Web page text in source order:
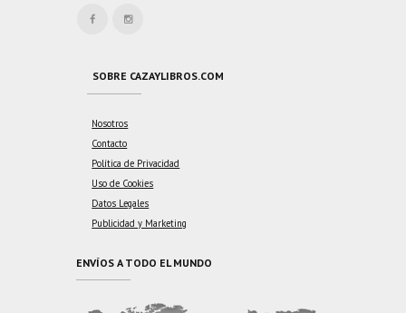
SOBRE CAZAYLIBROS.COM
Nosotros
Contacto
Política de Privacidad
Uso de Cookies
Datos Legales
Publicidad y Marketing
ENVÍOS A TODO EL MUNDO